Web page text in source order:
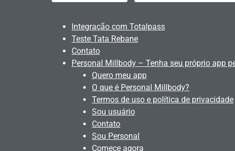
Integração com Totalpass
Teste Tata Rebane
Contato
Personal Millbody – Tenha seu próprio app
Quero meu app
O que é Personal Millbody?
Termos de uso e política de privacidade
Sou usuário
Contato
Sou Personal
Comece agora